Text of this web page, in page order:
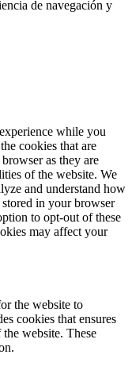
de navegación y
while you
cookies that are
as they are
of the website. We
and understand how
in your browser
to opt-out of these
may affect your
the website to
cookies that ensures
website. These